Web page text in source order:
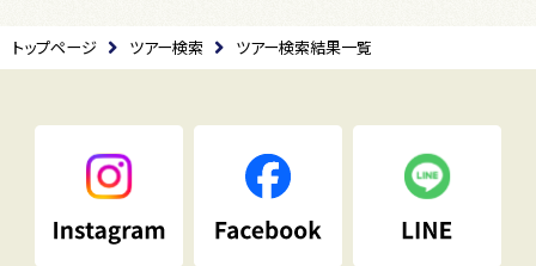
トップページ ツアー検索 ツアー検索結果一覧